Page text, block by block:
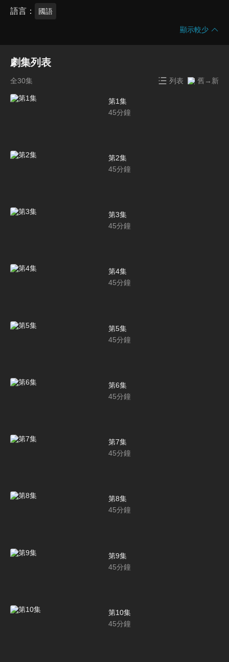
語言 國語
顯示較少
劇集列表
全30集 列表 舊→新
第1集
45分鐘
第2集
45分鐘
第3集
45分鐘
第4集
45分鐘
第5集
45分鐘
第6集
45分鐘
第7集
45分鐘
第8集
45分鐘
第9集
45分鐘
第10集
45分鐘